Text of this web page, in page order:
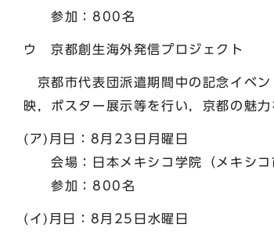
参加：800名
ウ 京都創生海外発信プロジェクト
京都市代表団派遣期間中の記念イベ
映，ポスター展示等を行い，京都の魅力
(ア)月日：8月23日月曜日
会場：日本メキシコ学院（メキシコ
参加：800名
(イ)月日：8月25日水曜日